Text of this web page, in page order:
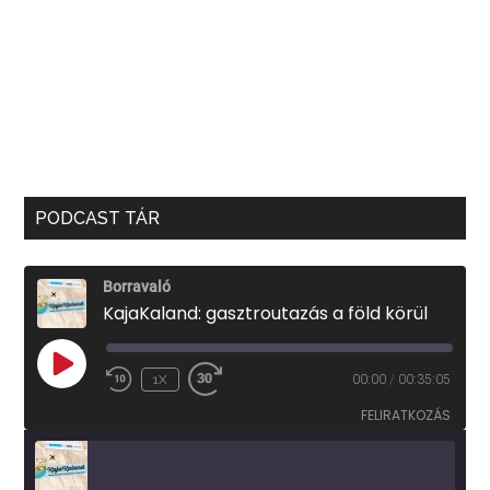
PODCAST TÁR
Borravaló
KajaKaland: gasztroutazás a föld körül
PLAY
EPISODE
1X 00:00 / 00:35:05
FELIRATKOZÁS